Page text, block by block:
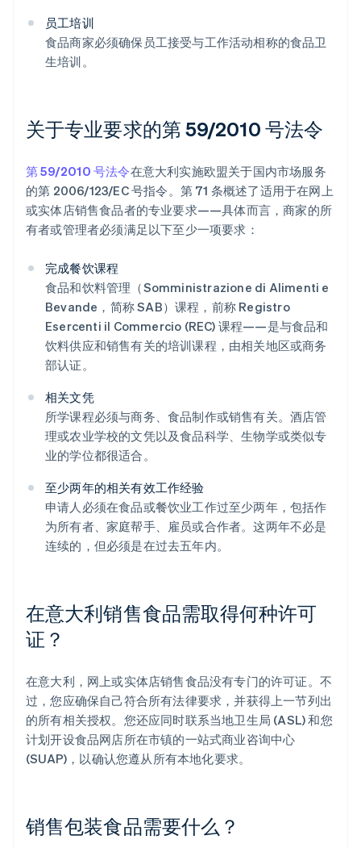
员工培训
食品商家必须确保员工接受与工作活动相称的食品卫
生培训。
关于专业要求的第 59/2010 号法令
第 59/2010 号法令在意大利实施欧盟关于国内市场服务
的第 2006/123/EC 号指令。第 71 条概述了适用于在网上
或实体店销售食品者的专业要求——具体而言，商家的所
有者或管理者必须满足以下至少一项要求：
完成餐饮课程
食品和饮料管理（Somministrazione di Alimenti e
Bevande，简称 SAB）课程，前称 Registro
Esercenti il Commercio (REC) 课程——是与食品和
饮料供应和销售有关的培训课程，由相关地区或商务
部认证。
相关文凭
所学课程必须与商务、食品制作或销售有关。酒店管
理或农业学校的文凭以及食品科学、生物学或类似专
业的学位都很适合。
至少两年的相关有效工作经验
申请人必须在食品或餐饮业工作过至少两年，包括作
为所有者、家庭帮手、雇员或合作者。这两年不必是
连续的，但必须是在过去五年内。
在意大利销售食品需取得何种许可
证？
在意大利，网上或实体店销售食品没有专门的许可证。不
过，您应确保自己符合所有法律要求，并获得上一节列出
的所有相关授权。您还应同时联系当地卫生局 (ASL) 和您
计划开设食品网店所在市镇的一站式商业咨询中心
(SUAP)，以确认您遵从所有本地化要求。
销售包装食品需要什么？